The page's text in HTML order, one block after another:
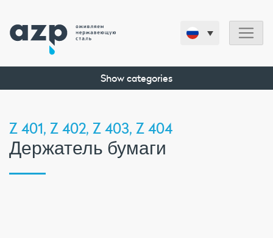
Show categories
Z 401, Z 402, Z 403, Z 404
Держатель бумаги